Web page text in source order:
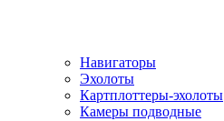
Навигаторы
Эхолоты
Картплоттеры-эхолоты
Камеры подводные